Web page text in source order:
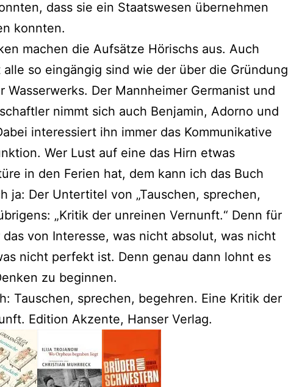
dass sie ein Staatswesen übernehmen
konnten.
machen die Aufsätze Hörischs aus. Auch
so eingängig sind wie der über die Gründung
Wasserwerks. Der Mannheimer Germanist und
nimmt sich auch Benjamin, Adorno und
interessiert ihn immer das Kommunikative
Wer Lust auf eine das Hirn etwas
in den Ferien hat, dem kann ich das Buch
ja: Der Untertitel von „Tauschen, sprechen,
„Kritik der unreinen Vernunft.“ Denn für
von Interesse, was nicht absolut, was nicht
nicht perfekt ist. Denn genau dann lohnt es
zu beginnen.
Tauschen, sprechen, begehren. Eine Kritik der
Edition Akzente, Hanser Verlag.